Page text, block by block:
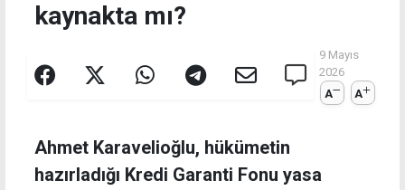
kaynakta mı?
9 Mayıs
2026
A
A
Ahmet Karavelioğlu, hükümetin
hazırladığı Kredi Garanti Fonu yasa